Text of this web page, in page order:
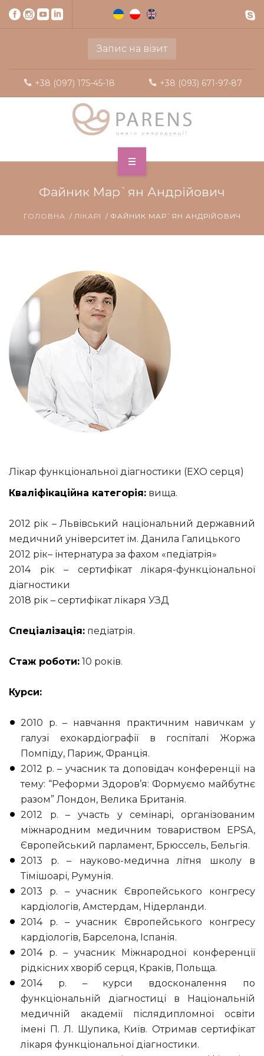
Запис на візит
+38 (097) 175-45-18 +38 (093) 671-97-87
Файник Мар`ян Андрійович
ГОЛОВНА ЛІКАРІ ФАЙНИК МАР`ЯН АНДРІЙОВИЧ
Лікар функціональної діагностики (ЕХО серця)
Кваліфікаційна категорія: вища.
2012 рік – Львівський національний державний
медичний університет ім. Данила Галицького
2012 рік– інтернатура за фахом «педіатрія»
2014 рік – сертифікат лікаря-функціональної
діагностики
2018 рік – сертифікат лікаря УЗД
Спеціалізація: педіатрія.
Стаж роботи: 10 років.
Курси:
2010 р. – навчання практичним навичкам у
галузі ехокардіографії в госпіталі Жоржа
Помпіду, Париж, Франція.
2012 р. – учасник та доповідач конференції на
тему: “Реформи Здоров’я: Формуємо майбутнє
разом” Лондон, Велика Британія.
2012 р. – участь у семінарі, організованим
міжнародним медичним товариством EPSA,
Європейський парламент, Брюссель, Бельгія.
2013 р. – науково-медична літня школу в
Тімішоарі, Румунія.
2013 р. – учасник Європейського конгресу
кардіологів, Амстердам, Нідерланди.
2014 р. – учасник Європейського конгресу
кардіологів, Барселона, Іспанія.
2014 р. – учасник Міжнародної конференції
рідкісних хворіб серця, Краків, Польща.
2014 р. – курси вдосконалення по
функціональній діагностиці в Національній
медичній академії післядипломної освіти
імені П. Л. Шупика, Київ. Отримав сертифікат
лікаря функціональної діагностики.